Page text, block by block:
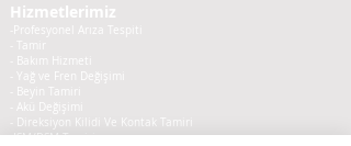
Hizmetlerimiz
-Profesyonel Arıza Tespiti
- Tamir
- Bakım Hizmeti
- Yağ ve Fren Değişimi
- Beyin Tamiri
- Akü Değişimi
- Direksiyon Kilidi Ve Kontak Tamiri
-ISM/DSM Tamiri